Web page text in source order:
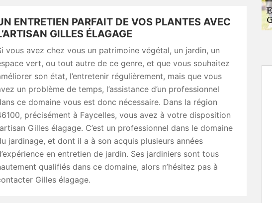
ENTRETIEN PARFAIT DE VOS PLANTES AVEC
GILLES ÉLAGAGE
vous avez chez vous un patrimoine végétal, un jardin, un
vert, ou tout autre de ce genre, et que vous souhaitez
son état, l’entretenir régulièrement, mais que vous
un problème de temps, l’assistance d’un professionnel
ce domaine vous est donc nécessaire. Dans la région
précisément à Faycelles, vous avez à votre disposition
Gilles élagage. C’est un professionnel dans le domaine
jardinage, et dont il a à son acquis plusieurs années
en entretien de jardin. Ses jardiniers sont tous
qualifiés dans ce domaine, alors n’hésitez pas à
Gilles élagage.